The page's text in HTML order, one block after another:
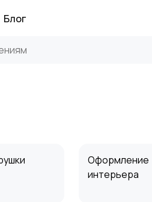
Блог
Оформление
интерьера